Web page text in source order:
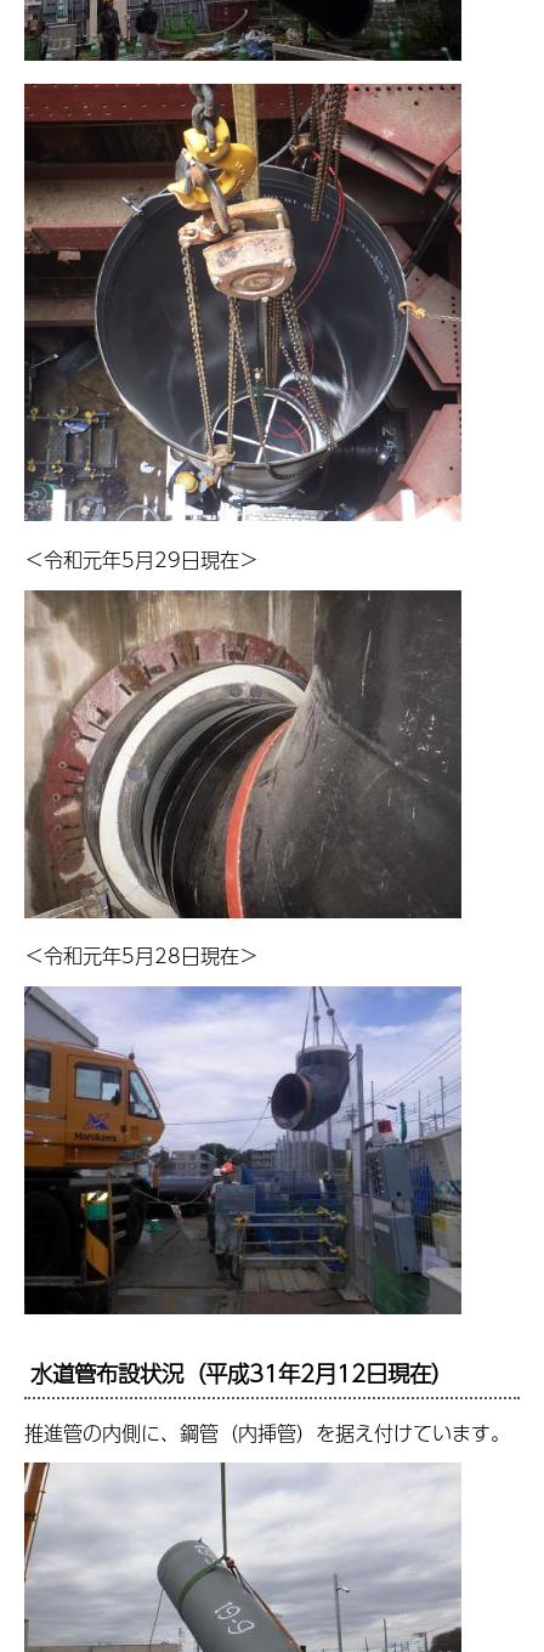
＜令和元年5月29日現在＞
＜令和元年5月28日現在＞
水道管布設状況（平成31年2月12日現在）
推進管の内側に、鋼管（内挿管）を据え付けています。